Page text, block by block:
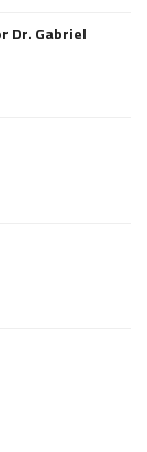
Dr. Gabriel